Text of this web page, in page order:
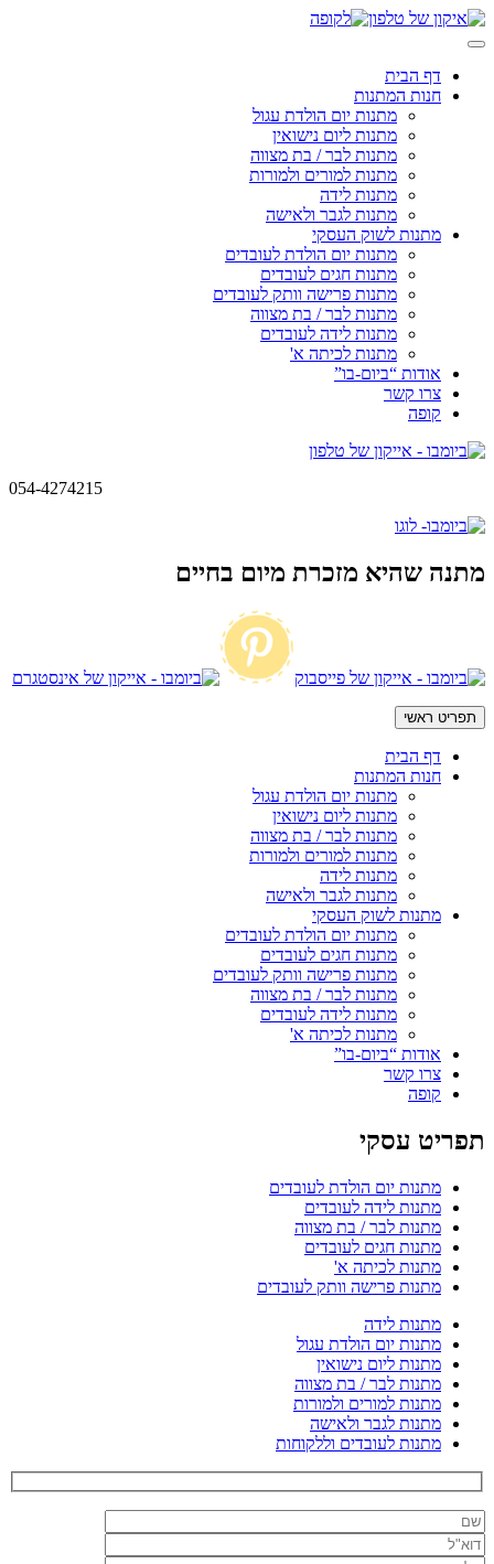
Skip
to
דף הבית
חנות המתנות
מתנות יום הולדת עגול
מתנות ליום נישואין
מתנות לבר / בת מצווה
מתנות למורים ולמורות
מתנות לידה
מתנות לגבר ולאישה
מתנות לשוק העסקי
מתנות יום הולדת לעובדים
מתנות חגים לעובדים
מתנות פרישה וותק לעובדים
מתנות לבר / בת מצווה
מתנות לידה לעובדים
מתנות לכיתה א'
אודות “ביום-בו”
צרו קשר
קופה
054-4274215
מתנה שהיא מזכרת מיום בחיים
תפריט ראשי
דף הבית
חנות המתנות
מתנות יום הולדת עגול
מתנות ליום נישואין
מתנות לבר / בת מצווה
מתנות למורים ולמורות
מתנות לידה
מתנות לגבר ולאישה
מתנות לשוק העסקי
מתנות יום הולדת לעובדים
מתנות חגים לעובדים
מתנות פרישה וותק לעובדים
מתנות לבר / בת מצווה
מתנות לידה לעובדים
מתנות לכיתה א'
אודות “ביום-בו”
צרו קשר
קופה
תפריט עסקי
מתנות יום הולדת לעובדים
מתנות לידה לעובדים
מתנות לבר / בת מצווה
מתנות חגים לעובדים
מתנות לכיתה א'
מתנות פרישה וותק לעובדים
מתנות לידה
מתנות יום הולדת עגול
מתנות ליום נישואין
מתנות לבר / בת מצווה
מתנות למורים ולמורות
מתנות לגבר ולאישה
מתנות לעובדים וללקוחות